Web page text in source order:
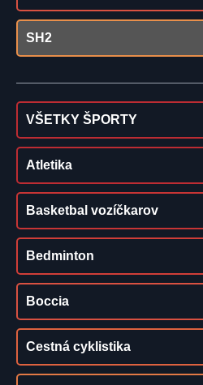
SH2
VŠETKY ŠPORTY
Atletika
Basketbal vozíčkarov
Bedminton
Boccia
Cestná cyklistika